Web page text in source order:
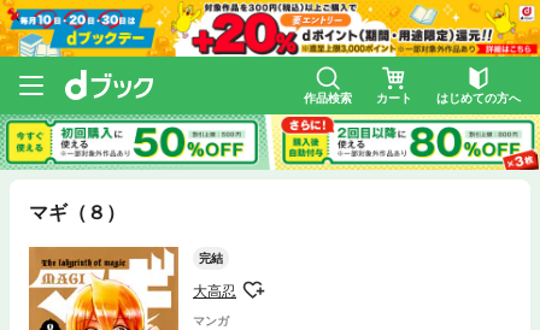
作品検索 カート はじめての方へ
マギ（８）
完結
大高忍
マンガ